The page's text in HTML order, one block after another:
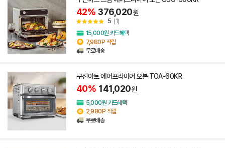
42% 376,020원
5 (1)
15,000원 카드혜택
7,980P 적립
무료배송
쿠진아트 에어프라이어 오븐 TOA-60KR
40% 141,020원
5,000원 카드혜택
2,980P 적립
무료배송